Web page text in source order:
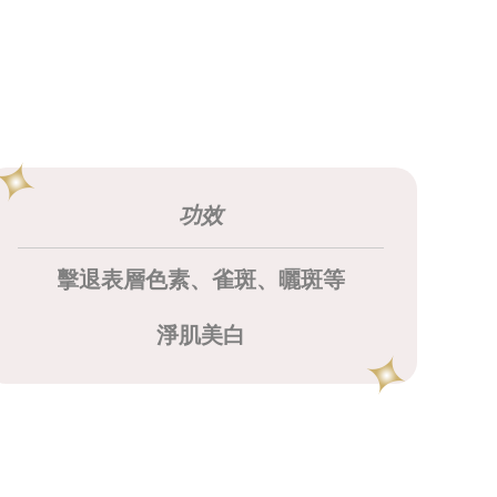
功效
擊退表層色素、雀斑、曬斑等
淨肌美白